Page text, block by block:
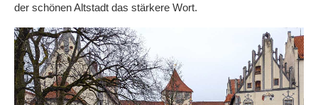
der schönen Altstadt das stärkere Wort.